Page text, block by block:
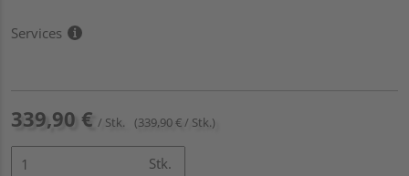
Services
339,90 € / Stk. (339,90 € / Stk.)
Stk.